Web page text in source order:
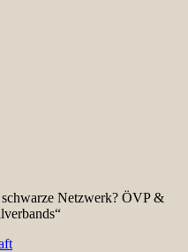
Netzwerk? ÖVP &